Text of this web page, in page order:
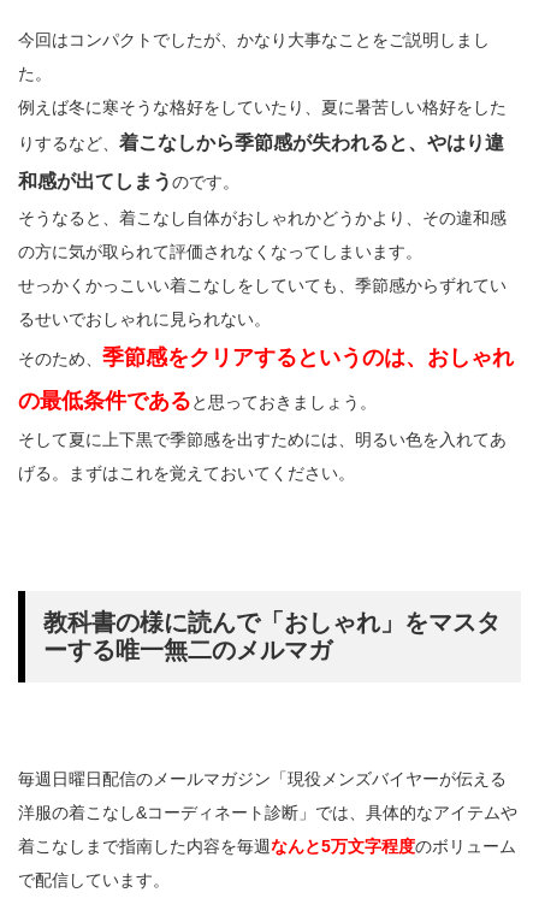
今回はコンパクトでしたが、かなり大事なことをご説明しまし
た。
例えば冬に寒そうな格好をしていたり、夏に暑苦しい格好をした
りするなど、 着こなしから季節感が失われると、やはり違
和感が出てしまうのです。
そうなると、着こなし自体がおしゃれかどうかより、その違和感
の方に気が取られて評価されなくなってしまいます。
せっかくかっこいい着こなしをしていても、季節感からずれてい
るせいでおしゃれに見られない。
そのため、 季節感をクリアするというのは、おしゃれ
の最低条件であると思っておきましょう。
そして夏に上下黒で季節感を出すためには、明るい色を入れてあ
げる。まずはこれを覚えておいてください。
教科書の様に読んで「おしゃれ」をマスタ
ーする唯一無二のメルマガ
毎週日曜日配信のメールマガジン「現役メンズバイヤーが伝える
洋服の着こなし&コーディネート診断」では、具体的なアイテムや
着こなしまで指南した内容を毎週なんと5万文字程度のボリューム
で配信しています。